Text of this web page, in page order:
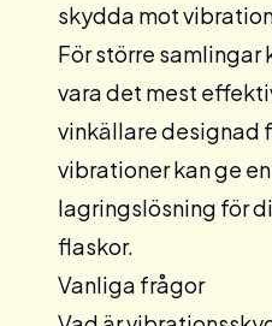
skydda mot
För större samlingar
vara det mest
vinkällaredesignad
vibrationer kan ge
lagringslösning för
flaskor.
Vanliga frågor